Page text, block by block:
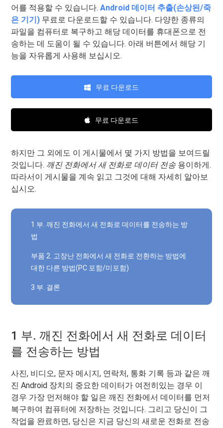
어를 적용할 수 있습니다.Android 데이터 추출(손상된/죽
은 기기) 무료로 다운로드할 수 있습니다. 다양한 종류의
파일을 컴퓨터로 복구하고 해당 데이터를 휴대폰으로 전
송하는 데 도움이 될 수 있습니다. 아래 버튼에서 해당 기
능을 자유롭게 사용해 보십시오.
무료 다운로드
무료 다운로드
하지만 그 외에도 이 게시물에서 몇 가지 방법을 보여드릴
것입니다. 깨진 전화에서 새 전화로 데이터 전송용이하게.
따라서이 게시물을 계속 읽고 그것에 대해 자세히 알아보
십시오.
1 부. 깨진 전화에서 새 전화로 데이터를 전송하는 방
법
부품 2. 고장난 전화에서 새 전화로 전환하는 방법에
대한 다른 방법(PC 포함/미포함)
3 부. 결론
1 부. 깨진 전화에서 새 전화로 데이터
를 전송하는 방법
사진, 비디오, 문자 메시지, 연락처, 통화 기록 등과 같은 깨
진 Android 장치의 중요한 데이터가 여전히있는 경우 이
경우 가장 먼저해야 할 일은 깨진 전화에서 데이터를 먼저
복구하여 컴퓨터에 저장하는 것입니다. 그리고 당신이 그
작업을 완료하면, 당신은 지금 당신의 새로운 전화로 전송